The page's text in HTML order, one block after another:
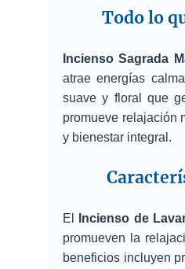
Todo lo
Incienso Sagrada
atrae energías
suave y floral que
promueve relajación
y bienestar integral.
El Incienso de
promueven la
beneficios incluyen